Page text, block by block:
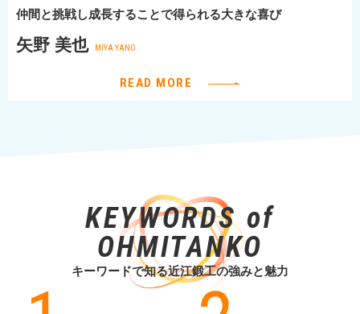
仲間と挑戦し成長することで得られる大きな喜び
矢野 美也 MIYA YANO
READ MORE
KEYWORDS of
OHMITANKO
キーワードで知る近江鍛工の強みと魅力